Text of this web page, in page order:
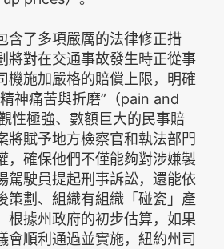
含了多項嚴厲的法律修正措
將對在交通事故發生時正從事
機施加嚴格的賠償上限，明確
神痛苦與折磨”（pain and
性極強、數額巨大的民事賠
將賦予地方檢察官和執法部門
，確保他們不僅能夠對涉嫌製
駕駛員提起刑事訴訟，還能依
策劃、組織有組織「碰瓷」產
根據州政府的初步估算，如果
會順利通過並實施，紐約州司